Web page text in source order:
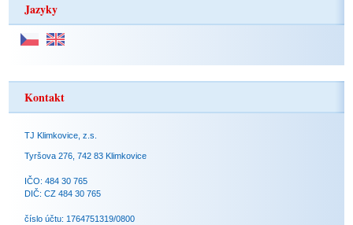
Jazyky
Kontakt
TJ Klimkovice, z.s.
Tyršova 276, 742 83 Klimkovice
IČO: 484 30 765
DIČ: CZ 484 30 765
číslo účtu: 1764751319/0800